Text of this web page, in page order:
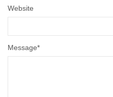
Message*
Website